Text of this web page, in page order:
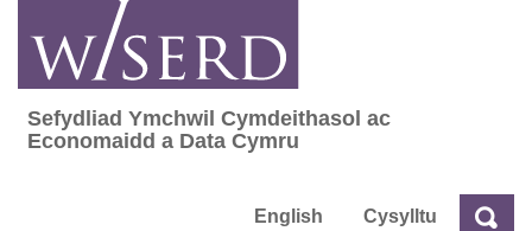
content
Sefydliad Ymchwil Cymdeithasol ac
Sefydliad Ymchwil Cymdeithasol ac
Economaidd a Data Cymru
English Cysylltu Chwilio